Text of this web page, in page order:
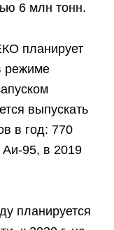
6 млн тонн.
планирует
режиме
выпускать
в год: 770
Аи-95, в 2019
планируется